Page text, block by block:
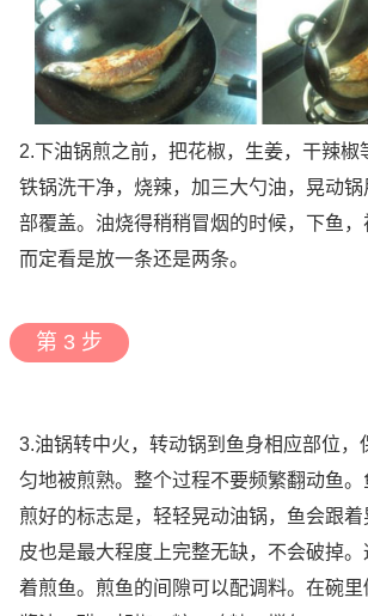
2.下油锅煎之前，把花椒，生姜，干辣椒
铁锅洗干净，烧辣，加三大勺油，晃动
部覆盖。油烧得稍稍冒烟的时候，下鱼
而定看是放一条还是两条。
第 3 步
3.油锅转中火，转动锅到鱼身相应部位，
匀地被煎熟。整个过程不要频繁翻动鱼
煎好的标志是，轻轻晃动油锅，鱼会跟
皮也是最大程度上完整无缺，不会破掉
着煎鱼。煎鱼的间隙可以配调料。在碗里